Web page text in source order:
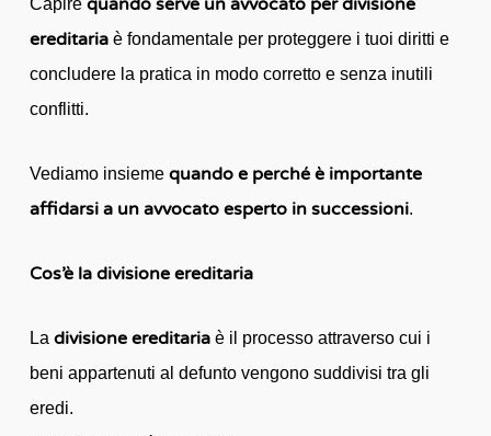
Capire quando serve un avvocato per divisione
ereditariaè fondamentale per proteggere i tuoi diritti e
concludere la pratica in modo corretto e senza inutili
conflitti.
Vediamo insieme quando e perché è importante
affidarsi a un avvocato esperto in successioni.
Cos’è la divisione ereditaria
La divisione ereditariaè il processo attraverso cui i
beni appartenuti al defunto vengono suddivisi tra gli
eredi.